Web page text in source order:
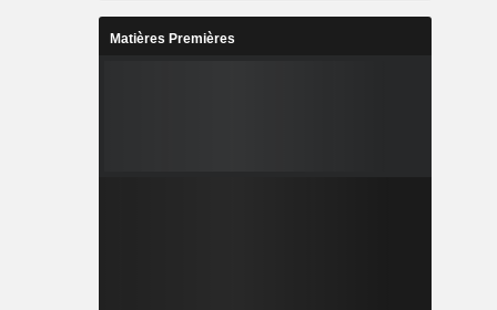
Matières Premières